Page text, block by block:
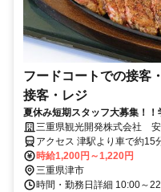
フードコートでの接客
接客・レジ
夏休み短期スタッフ大募集！
達同士で一緒にきませんか！！
三重県観光開発株式会社
アクセス 津駅より車で約15
時給1,200円～1,220円
三重県津市
時間・勤務日詳細 10:00～